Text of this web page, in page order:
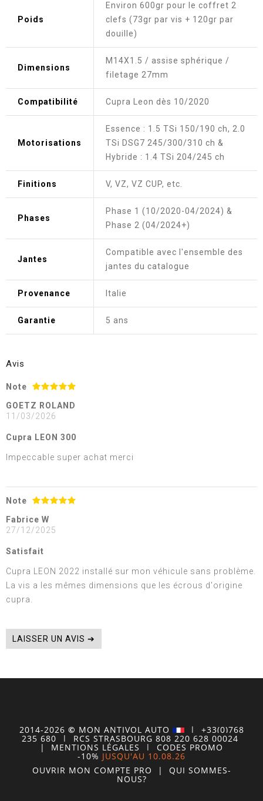
Poids
Environ 600gr pour le coffret 2
clefs (73gr par vis + 120gr par
douille)
Dimensions
M14X1.5 / assise sphérique /
filetage 27mm
Compatibilité Cupra Leon dès 10/2020
Motorisations
Essence : 1.5 TSi 150/190 ch, 2.0
TSi DSG7 245/300/310 ch &
Hybride : 1.4 TSi 204/245 ch
Finitions V, VZ, VZ CUP, etc.
Phases
Phase 1 (10/2020-04/2024) &
Phase 2 (04/2024+)
Jantes
Compatible avec l'ensemble des
jantes du catalogue
Provenance Italie
Garantie 5 ans
Avis
Note
GOETZ ROLAND
11/03/2026
Cupra LEON 300
Impeccable super achat merci
Note
Fabrice W
27/12/2025
Satisfait
Cupra LEON 2022 installé sur mon véhicule sans problème.
La vis a les mêmes dimensions que les écrous d'origine
cupra.
LAISSER UN AVIS ➔
2014-2026 © MON ANTIVOL AUTO | +33(0)768
235 680 | RCS STRASBOURG 808 220 628 00024
| MENTIONS LÉGALES | CODES PROMO
-10% JUSQU'AU 10.08.26
OUVRIR MON COMPTE PRO | QUI SOMMES-
NOUS?